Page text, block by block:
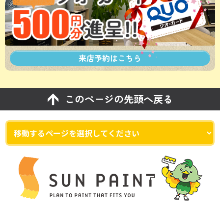
来店予約はこちら
このページの先頭へ戻る